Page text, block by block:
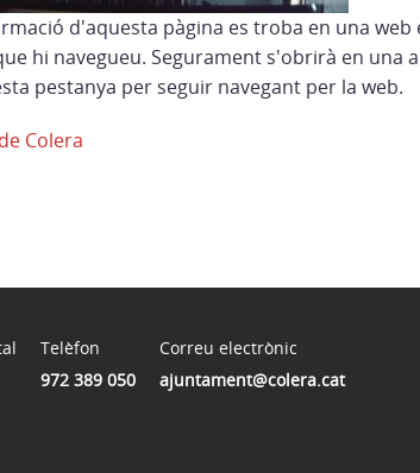
d'aquesta pàgina es troba en una
hi navegueu. Segurament s'obrirà en una
pestanya per seguir navegant per la web.
Colera
Telèfon
972 389 050
Correu electrònic
ajuntament@colera.cat